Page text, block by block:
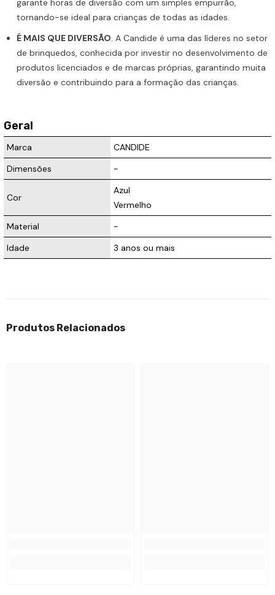
garante horas de diversão com um simples empurrão,
tornando-se ideal para crianças de todas as idades.
É MAIS QUE DIVERSÃO. A Candide é uma das líderes no setor
de brinquedos, conhecida por investir no desenvolvimento de
produtos licenciados e de marcas próprias, garantindo muita
diversão e contribuindo para a formação das crianças.
Geral
Marca
CANDIDE
Dimensões
-
Cor
Azul
Vermelho
Material
-
Idade
3 anos ou mais
Produtos Relacionados